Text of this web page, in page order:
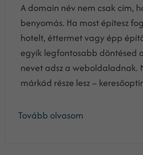
A domain név nem csak cím,
benyomás. Ha most építesz
hotelt, éttermet vagy épp
egyik legfontosabb döntésed
nevet adsz a weboldaladnak.
márkád része lesz –
Tovább olvasom